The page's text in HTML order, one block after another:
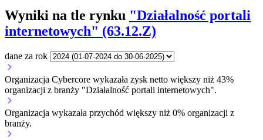
Wyniki na tle rynku "Działalność portali
internetowych" (63.12.Z)
dane za rok
Organizacja Cybercore wykazała zysk netto większy niż 43%
organizacji z branży "Działalność portali internetowych".
Organizacja wykazała przychód większy niż 0% organizacji z
branży.